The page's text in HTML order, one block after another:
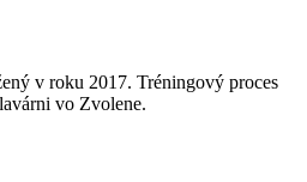
v roku 2017. Tréningový proces
vo Zvolene.